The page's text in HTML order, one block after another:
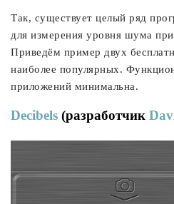
Так, существует целый ряд
для измерения уровня шума
Приведём пример двух
наиболее популярных.
приложений минимальна.
Decibels (разработчик